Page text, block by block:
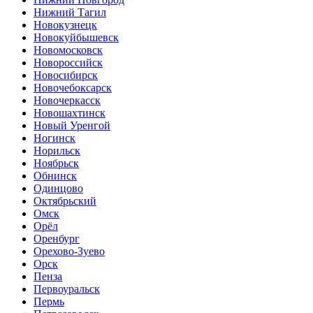
Нижний Тагил
Новокузнецк
Новокуйбышевск
Новомосковск
Новороссийск
Новосибирск
Новочебоксарск
Новочеркасск
Новошахтинск
Новый Уренгой
Ногинск
Норильск
Ноябрьск
Обнинск
Одинцово
Октябрьский
Омск
Орёл
Оренбург
Орехово-Зуево
Орск
Пенза
Первоуральск
Пермь